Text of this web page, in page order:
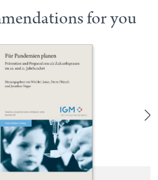
for you